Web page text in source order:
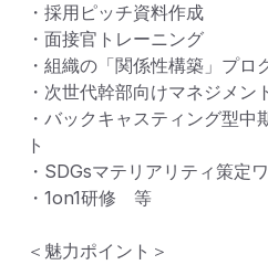
・採用ピッチ資料作成
・面接官トレーニング
・組織の「関係性構築」プロ
・次世代幹部向けマネジメン
・バックキャスティング型中
ト
・SDGsマテリアリティ策定
・1on1研修　等
＜魅力ポイント＞